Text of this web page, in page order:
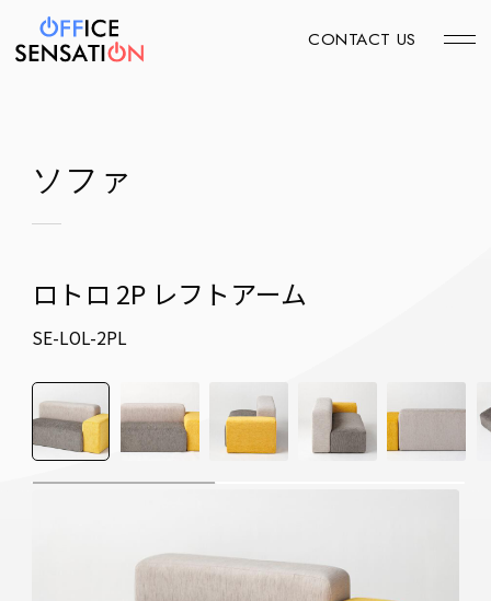
CONTACT US
ソファ
ロトロ 2P レフトアーム
SE-LOL-2PL